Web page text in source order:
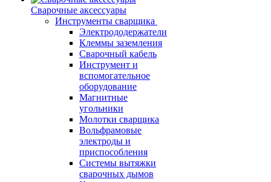
Сварочные аксессуары
Инструменты сварщика
Электрододержатели
Клеммы заземления
Сварочный кабель
Инструмент и
вспомогательное
оборудование
Магнитные
угольники
Молотки сварщика
Вольфрамовые
электроды и
приспособления
Системы вытяжки
сварочных дымов